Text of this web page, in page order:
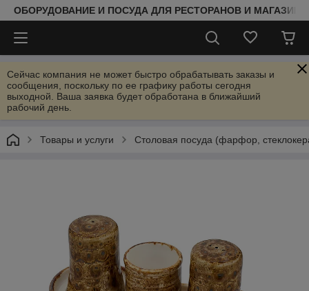
ОБОРУДОВАНИЕ И ПОСУДА ДЛЯ РЕСТОРАНОВ И
Сейчас компания не может быстро обрабатывать заказы и
сообщения, поскольку по ее графику работы сегодня
выходной. Ваша заявка будет обработана в ближайший
рабочий день.
Товары и услуги Столовая посуда (фарфор,